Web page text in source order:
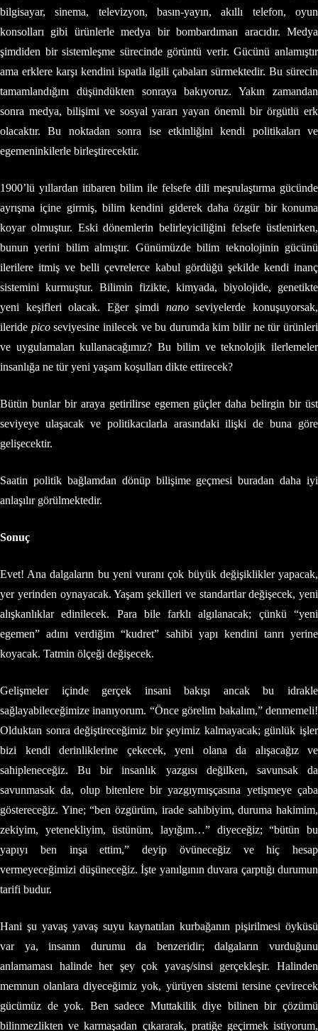
bilgisayar, sinema, televizyon, basın-yayın, akıllı telefon, oyun
konsolları gibi ürünlerle medya bir bombardıman aracıdır. Medya
şimdiden bir sistemleşme sürecinde görüntü verir. Gücünü anlamıştır
ama erklere karşı kendini ispatla ilgili çabaları sürmektedir. Bu sürecin
tamamlandığını düşündükten sonraya bakıyoruz. Yakın zamandan
sonra medya, bilişimi ve sosyal yararı yayan önemli bir örgütlü erk
olacaktır. Bu noktadan sonra ise etkinliğini kendi politikaları ve
egemeninkilerle birleştirecektir.
1900’lü yıllardan itibaren bilim ile felsefe dili meşrulaştırma gücünde
ayrışma içine girmiş, bilim kendini giderek daha özgür bir konuma
koyar olmuştur. Eski dönemlerin belirleyiciliğini felsefe üstlenirken,
bunun yerini bilim almıştır. Günümüzde bilim teknolojinin gücünü
ilerilere itmiş ve belli çevrelerce kabul gördüğü şekilde kendi inanç
sistemini kurmuştur. Bilimin fizikte, kimyada, biyolojide, genetikte
yeni keşifleri olacak. Eğer şimdi nanoseviyelerde konuşuyorsak,
ileride picoseviyesine inilecek ve bu durumda kim bilir ne tür ürünleri
ve uygulamaları kullanacağımız? Bu bilim ve teknolojik ilerlemeler
insanlığa ne tür yeni yaşam koşulları dikte ettirecek?
Bütün bunlar bir araya getirilirse egemen güçler daha belirgin bir üst
seviyeye ulaşacak ve politikacılarla arasındaki ilişki de buna göre
gelişecektir.
Saatin politik bağlamdan dönüp bilişime geçmesi buradan daha iyi
anlaşılır görülmektedir.
Sonuç
Evet! Ana dalgaların bu yeni vuranı çok büyük değişiklikler yapacak,
yer yerinden oynayacak. Yaşam şekilleri ve standartlar değişecek, yeni
alışkanlıklar edinilecek. Para bile farklı algılanacak; çünkü “yeni
egemen” adını verdiğim “kudret” sahibi yapı kendini tanrı yerine
koyacak. Tatmin ölçeği değişecek.
Gelişmeler içinde gerçek insani bakışı ancak bu idrakle
sağlayabileceğimize inanıyorum. “Önce görelim bakalım,” denmemeli!
Olduktan sonra değiştireceğimiz bir şeyimiz kalmayacak; günlük işler
bizi kendi derinliklerine çekecek, yeni olana da alışacağız ve
sahipleneceğiz. Bu bir insanlık yazgısı değilken, savunsak da
savunmasak da, olup bitenlere bir yazgıymışçasına yetişmeye çaba
göstereceğiz. Yine; “ben özgürüm, irade sahibiyim, duruma hakimim,
zekiyim, yetenekliyim, üstünüm, layığım…” diyeceğiz; “bütün bu
yapıyı ben inşa ettim,” deyip övüneceğiz ve hiç hesap
vermeyeceğimizi düşüneceğiz. İşte yanılgının duvara çarptığı durumun
tarifi budur.
Hani şu yavaş yavaş suyu kaynatılan kurbağanın pişirilmesi öyküsü
var ya, insanın durumu da benzeridir; dalgaların vurduğunu
anlamaması halinde her şey çok yavaş/sinsi gerçekleşir. Halinden
memnun olanlara diyeceğimiz yok, yürüyen sistemi tersine çevirecek
gücümüz de yok. Ben sadece Muttakilik diye bilinen bir çözümü
bilinmezlikten ve karmaşadan çıkararak, pratiğe geçirmek istiyorum,